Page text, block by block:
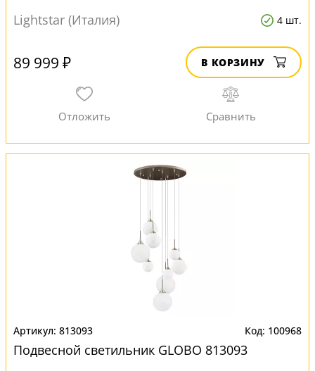
Lightstar (Италия) 4 шт.
89 999 ₽ В КОРЗИНУ
813093 100968
Подвесной светильник GLOBO 813093